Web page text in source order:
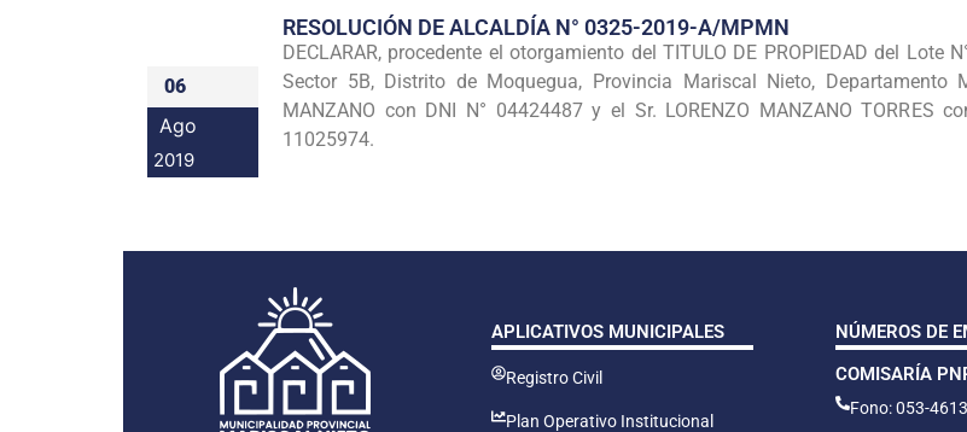
06
Ago
2019
RESOLUCIÓN DE ALCALDÍA N° 0325-2019-A/MPMN
DECLARAR, procedente el otorgamiento del TITULO DE PROPIEDAD del
Sector 5B, Distrito de Moquegua, Provincia Mariscal Nieto, Departamento
MANZANO con DNI N° 04424487 y el Sr. LORENZO MANZANO TORRES
11025974.
APLICATIVOS MUNICIPALES
Registro Civil
Plan Operativo Institucional
NÚMEROS DE
COMISARÍA
Fono: 053-